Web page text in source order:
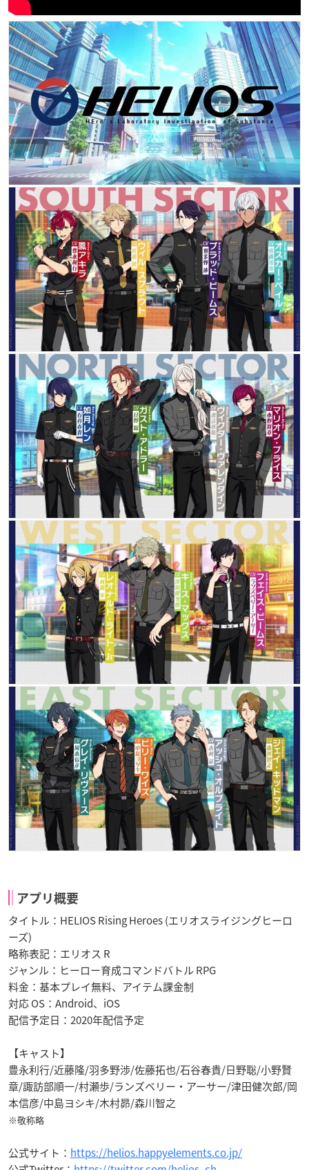
アプリ概要
タイトル：HELIOS Rising Heroes (エリオスライジングヒーロ
ーズ)
略称表記：エリオス R
ジャンル：ヒーロー育成コマンドバトル RPG
料金：基本プレイ無料、アイテム課金制
対応 OS：Android、iOS
配信予定日：2020年配信予定
【キャスト】
豊永利行/近藤隆/羽多野渉/佐藤拓也/石谷春貴/日野聡/小野賢
章/諏訪部順一/村瀬歩/ランズベリー・アーサー/津田健次郎/岡
本信彦/中島ヨシキ/木村昴/森川智之
※敬称略
公式サイト： https://helios.happyelements.co.jp/